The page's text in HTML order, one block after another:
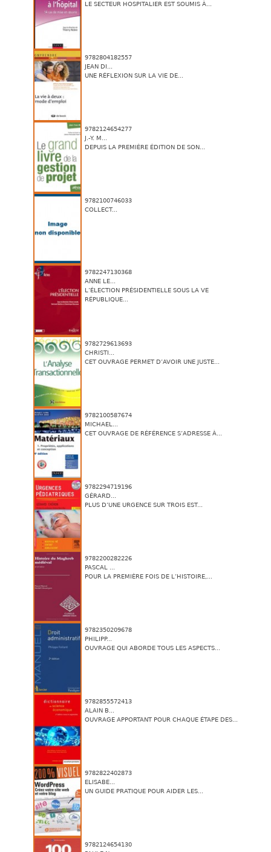
LE SECTEUR HOSPITALIER EST SOUMIS À...
9782804182557
JEAN DI...
UNE RÉFLEXION SUR LA VIE DE...
9782124654277
J.-Y. M...
DEPUIS LA PREMIÈRE ÉDITION DE SON...
9782100746033
COLLECT...
9782247130368
ANNE LE...
L’ÉLECTION PRÉSIDENTIELLE SOUS LA VE
RÉPUBLIQUE...
9782729613693
CHRISTI...
CET OUVRAGE PERMET D’AVOIR UNE JUSTE...
9782100587674
MICHAEL...
CET OUVRAGE DE RÉFÉRENCE S’ADRESSE À...
9782294719196
GÉRARD...
PLUS D’UNE URGENCE SUR TROIS EST...
9782200282226
PASCAL ...
POUR LA PREMIÈRE FOIS DE L’HISTOIRE,...
9782350209678
PHILIPP...
OUVRAGE QUI ABORDE TOUS LES ASPECTS...
9782855572413
ALAIN B...
OUVRAGE APPORTANT POUR CHAQUE ÉTAPE DES...
9782822402873
ELISABE...
UN GUIDE PRATIQUE POUR AIDER LES...
9782124654130